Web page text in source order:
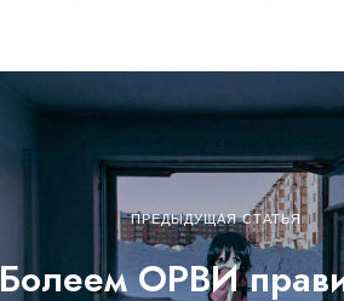
ПРЕДЫДУЩАЯ СТАТЬЯ
Болеем ОРВИ